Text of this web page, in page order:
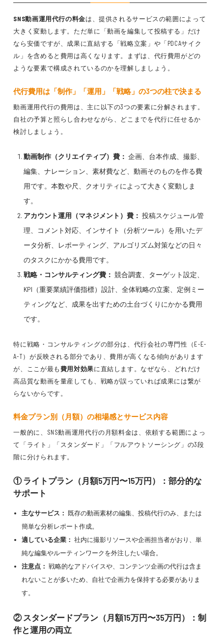
SNS動画運用代行の料金は、提供されるサービスの範囲によって
大きく変動します。ただ単に「動画を編集して投稿する」だけ
なら安価ですが、成果に直結する「戦略立案」や「PDCAサイク
ル」を含めると費用は高くなります。まずは、代行費用がどの
ような要素で構成されているのかを理解しましょう。
代行費用は「制作」「運用」「戦略」の3つの柱で決まる
動画運用代行の費用は、主に以下の3つの要素に分解されます。
自社の予算と照らし合わせながら、どこまでを代行に任せるか
検討しましょう。
動画制作（クリエイティブ）費： 企画、台本作成、撮影、
編集、ナレーション、素材費など、動画そのものを作る費
用です。本数や尺、クオリティによって大きく変動しま
す。
アカウント運用（マネジメント）費： 投稿スケジュール管
理、コメント対応、インサイト（分析ツール）を用いたデ
ータ分析、レポーティング、アルゴリズム対策などの日々
のタスクにかかる費用です。
戦略・コンサルティング費： 競合調査、ターゲット設定、
KPI（重要業績評価指標）設計、全体戦略の立案、定例ミー
ティングなど、成果を出すための土台づくりにかかる費用
です。
特に戦略・コンサルティングの部分は、代行会社の専門性（E-E-
A-T）が反映される部分であり、費用が高くなる傾向があります
が、ここが最も費用対効果に直結します。なぜなら、どれだけ
高品質な動画を量産しても、戦略が誤っていれば成果には繋が
らないからです。
料金プラン別（月額）の相場感とサービス内容
一般的に、SNS動画運用代行の月額料金は、依頼する範囲によっ
て「ライト」「スタンダード」「フルアウトソーシング」の3段
階に分けられます。
① ライトプラン（月額5万円〜15万円）：部分的な
サポート
主なサービス： 既存の動画素材の編集、投稿代行のみ、または
簡単な分析レポート作成。
適している企業： 社内に撮影リソースや企画担当者がおり、単
純な編集やルーティンワークを外注したい場合。
注意点： 戦略的なアドバイスや、コンテンツ企画の代行は含ま
れないことが多いため、自社で企画力を保持する必要がありま
す。
② スタンダードプラン（月額15万円〜35万円）：制
作と運用の両立